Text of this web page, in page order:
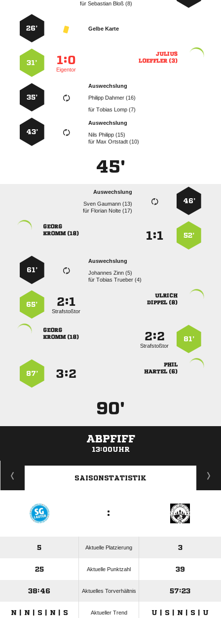
für  
Gelbe Karte
26’

 
:
Eigentor
31’
Auswechslung
  
für  
35’
Auswechslung
  
für   
43’
45'
46’
Auswechslung
  
für   
52’
:

 
Auswechslung
  
für  
61’

 
:
Strafstoßtor
65’
81’
:
Strafstoßtor

 

 
:
87’
90'
ABPFIFF
13:00UHR
ANZEIGE
SAISONSTATISTIK
:
5 Aktuelle Platzierung 3
25 Aktuelle Punktzahl 39
38:46 Aktuelles Torverhältnis 57:23
N | N | S | N | S Aktueller Trend U | S | N | S | U